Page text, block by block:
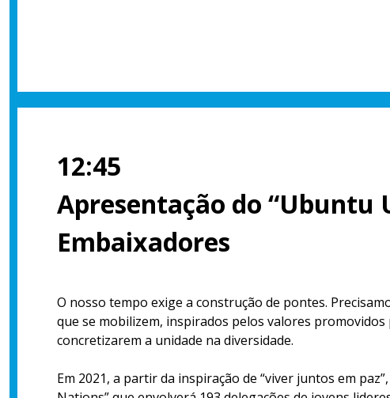
12:45
Apresentação do “Ubuntu
Embaixadores
O nosso tempo exige a construção de pontes.
que se mobilizem, inspirados pelos valores
concretizarem a unidade na diversidade.
Em 2021, a partir da inspiração de “viver juntos em